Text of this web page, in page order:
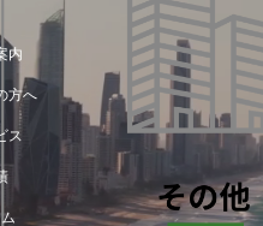
内
方へ
ス